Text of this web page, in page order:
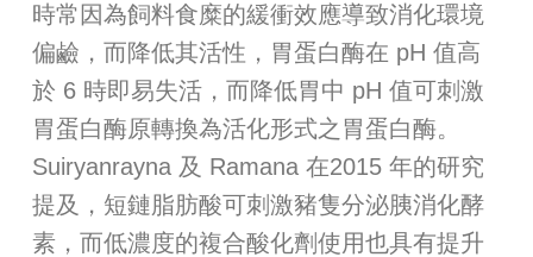
時常因為飼料食糜的緩衝效應導致消化環境
偏鹼，而降低其活性，胃蛋白酶在 pH 值高
於 6 時即易失活，而降低胃中 pH 值可刺激
胃蛋白酶原轉換為活化形式之胃蛋白酶。
Suiryanrayna 及 Ramana 在2015 年的研究
提及，短鏈脂肪酸可刺激豬隻分泌胰消化酵
素，而低濃度的複合酸化劑使用也具有提升